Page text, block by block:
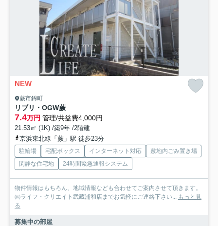
NEW
蕨市錦町
リブリ・OGW蕨
7.4万円 管理/共益費4,000円
21.53㎡ (1K) /築9年 /2階建
京浜東北線「蕨」駅 徒歩23分
駐輪場 宅配ボックス インターネット対応
敷地内ごみ置き場
閑静な住宅地
24時間緊急通報システム
物件情報はもちろん、地域情報なども合わせてご案内させて頂きます。
㈱ライフ・クリエイト武蔵浦和店までお気軽にご連絡下さい... もっと見
る
募集中の部屋